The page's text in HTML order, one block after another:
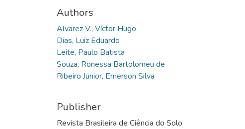
Authors
Alvarez V., Víctor Hugo
Dias, Luiz Eduardo
Leite, Paulo Batista
Souza, Ronessa Bartolomeu de
Ribeiro Junior, Emerson Silva
Publisher
Revista Brasileira de Ciência do Solo